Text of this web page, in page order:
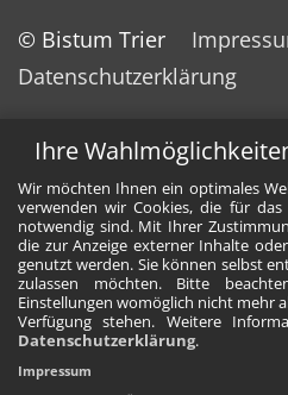
Ihre
Wir möchten Ihnen ein optimales
verwenden wir Cookies, die für
notwendig sind. Mit Ihrer
die zur Anzeige externer Inhalte
genutzt werden. Sie können selbst
zulassen möchten. Bitte
Einstellungen womöglich nicht mehr
Verfügung stehen. Weitere
Datenschutzerklärung.
Impressum
© Bistum Trier
Datenschutzerklärung